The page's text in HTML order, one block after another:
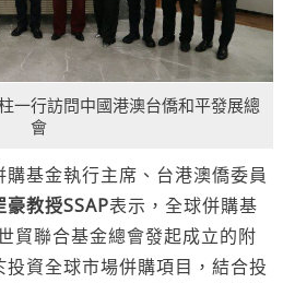
一行訪問中國港澳台僑和平發展總
會
基金執行主席、台港澳僑委員
教授SSAP表示，全球併購基
貿聯合基金總會發起成立的附
資全球市場併購項目，結合投